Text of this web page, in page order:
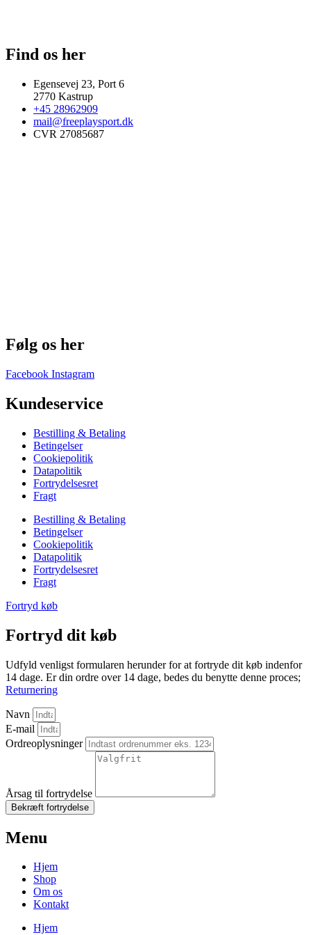
Find os her
Egensevej 23, Port 6
2770 Kastrup
+45 28962909
mail@freeplaysport.dk
CVR 27085687
Følg os her
Facebook Instagram
Kundeservice
Bestilling & Betaling
Betingelser
Cookiepolitik
Datapolitik
Fortrydelsesret
Fragt
Bestilling & Betaling
Betingelser
Cookiepolitik
Datapolitik
Fortrydelsesret
Fragt
Fortryd køb
Fortryd dit køb
Udfyld venligst formularen herunder for at fortryde dit køb indenfor
14 dage. Er din ordre over 14 dage, bedes du benytte denne proces;
Returnering
Navn
E-mail
Ordreoplysninger
Årsag til fortrydelse
Bekræft fortrydelse
Menu
Hjem
Shop
Om os
Kontakt
Hjem